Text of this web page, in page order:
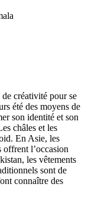
créativité pour se
été des moyens de
son identité et son
châles et les
En Asie, les
offrent l’occasion
les vêtements
sont de
connaître des